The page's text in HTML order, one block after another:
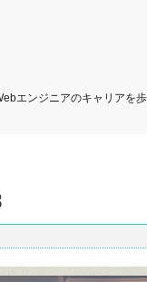
エンジニアのキャリアを